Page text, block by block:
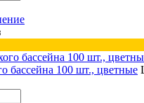
бассейна 100 шт., цветные